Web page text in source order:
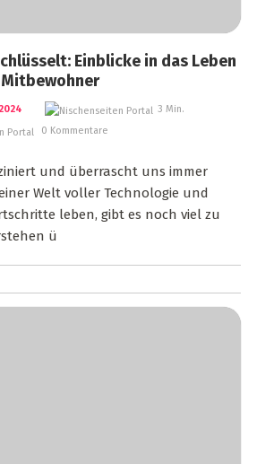
Einblicke in das Leben
3 Min.
0 Kommentare
und überrascht uns immer
Welt voller Technologie und
leben, gibt es noch viel zu
ü